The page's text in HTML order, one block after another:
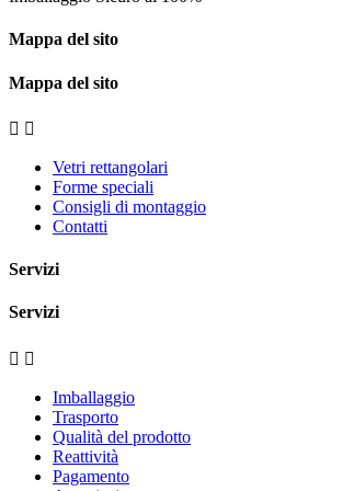
Mappa del sito
Mappa del sito
 
Vetri rettangolari
Forme speciali
Consigli di montaggio
Contatti
Servizi
Servizi
 
Imballaggio
Trasporto
Qualità del prodotto
Reattività
Pagamento